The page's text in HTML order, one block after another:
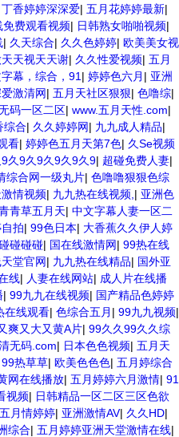
香婷婷深深爱| 五月花婷婷最新|
费观看视频| 日韩熟女啪啪视频|
| 久天综合| 久久色婷婷| 欧美美女视
天视天天谢| 久久性爱视频| 五月
幕，综合，91 | 婷婷色六月 | 亚洲
激清网| 五月天社区狠狠| 色噜综|
码一区二区| www.五月天性.com|
综合| 久久婷婷网| 九九成人精品|
看| 婷婷色五月天第7色| 久Se视频
9久9久9久9久9久9| 超碰免费人妻|
综合网一级丸片| 色噜噜狠狠色综
情视频| 九九热在线视频, | 亚洲色
青草五月天| 中文字幕人妻一区二
拍| 99色日本| 大香蕉久久伊人婷
碰碰碰| 国在线激情网| 99热在线
堂官网| 九九热在线精品| 国外亚
线| 人妻在线网站| 成人片在线播
| 99九九在线视频| 国产精品色婷婷
在线观看| 色综合五月 | 99九九视频|
爽又大又黄A片| 99久久99久久综
无码.com| 日本色色视频| 五月天
99热草草| 欧美色色色| 五月婷综合
网在线播放| 五月婷婷六月激情| 91
视频| 日韩精品一区二区三区色欲
五月情婷婷| 亚洲激情AV| 久久HD|
综合| 五月婷婷亚洲天堂激情在线|